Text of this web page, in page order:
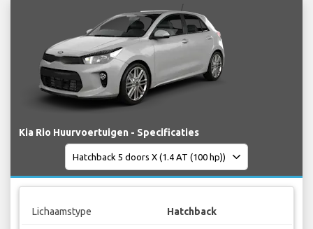
Kia Rio Huurvoertuigen - Specificaties
Lichaamstype Hatchback